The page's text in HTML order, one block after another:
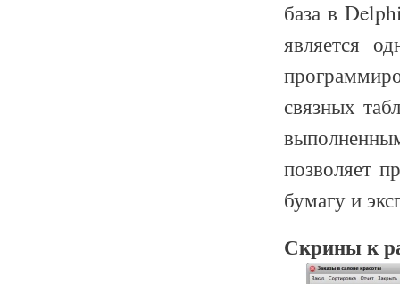
база в
является
связных
позволяет
бумагу и
Скрины к